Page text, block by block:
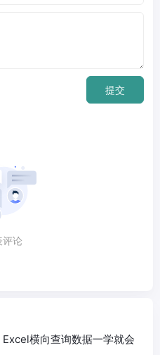
提交
评论
横向查询数据一学就会